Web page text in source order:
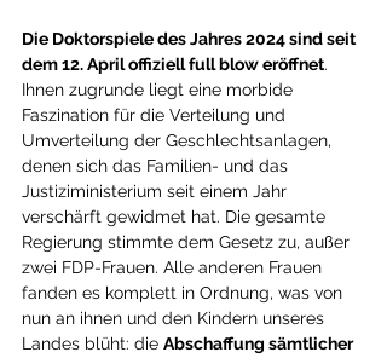
Die Doktorspiele des Jahres 2024 sind seit
dem 12. April offiziell full blow eröffnet.
Ihnen zugrunde liegt eine morbide
Faszination für die Verteilung und
Umverteilung der Geschlechtsanlagen,
denen sich das Familien- und das
Justiziministerium seit einem Jahr
verschärft gewidmet hat. Die gesamte
Regierung stimmte dem Gesetz zu, außer
zwei FDP-Frauen. Alle anderen Frauen
fanden es komplett in Ordnung, was von
nun an ihnen und den Kindern unseres
Landes blüht: die Abschaffung sämtlicher